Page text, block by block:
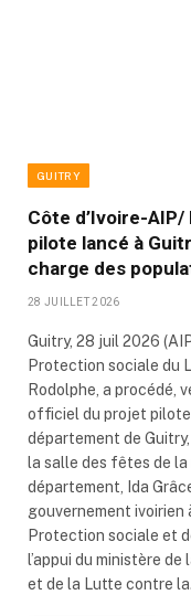
GUITRY
Côte d’Ivoire-
pilote lancé à
charge des
28 JUILLET 2026
Guitry, 28 juil 2026
Protection sociale du
Rodolphe, a procédé,
officiel du projet
département de
la salle des fêtes de
département, Ida
gouvernement ivoirien
Protection sociale et
l’appui du ministère
et de la Lutte contre